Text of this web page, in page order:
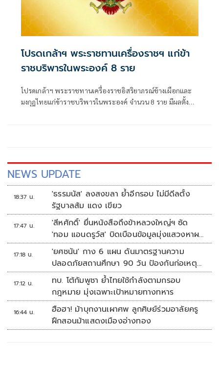
โปรดเกล้าฯ พระราชทานเครื่องราชฯ แก่ข้า
ราชบริพารในพระองค์ 8 ราย
โปรดเกล้าฯ พระราชทานเครื่องราชอิสริยาภรณ์ช้างเผือกและ
มงกุฎไทยแก่ข้าราชบริพารในพระองค์ จำนวน 8 ราย มีผลตั้งแต่
NEWS UPDATE
18:37 น.
'ธรรมนัส' ลงสงขลา ย้ำอีกรอบ ไม่มีดีลตั้ง
รัฐบาลส้ม แดง เขียว
17:47 น.
'สีหศักดิ์' ยื่นหนังสือถึงข้าหลวงใหญ่ฯ ซัด
'ทอม แอนดรูว์ส' บิดเบือนข้อมูลมุ่งแสวงหาผล
ประโยชน์ทางการเมือง
17:18 น.
'ยศชนัน' กาง 6 แผน ดันมาตรฐานความ
ปลอดภัยสถานศึกษา 90 วัน ป้องกันก่อเหตุ
รุนแรง
17:12 น.
ทบ. โต้กัมพูชา ย้ำไทยใช้กำลังตามกรอบ
กฎหมาย มุ่งเฉพาะเป้าหมายทางทหาร
16:44 น.
ฮือฮา! ม้าบุกงานเผาศพ ลูกศิษย์ร่วมอาลัยครู
ฝึกสอนม้าแสดงเมืองอ่างทอง